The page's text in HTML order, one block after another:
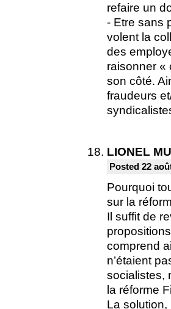
refaire un
- Etre sans
volent la
des
raisonner «
son côté.
fraudeurs
LIONEL
Posted 22
Pourquoi
sur la
Il suffit de
comprend
n’étaient
socialistes,
la réforme
La solution,